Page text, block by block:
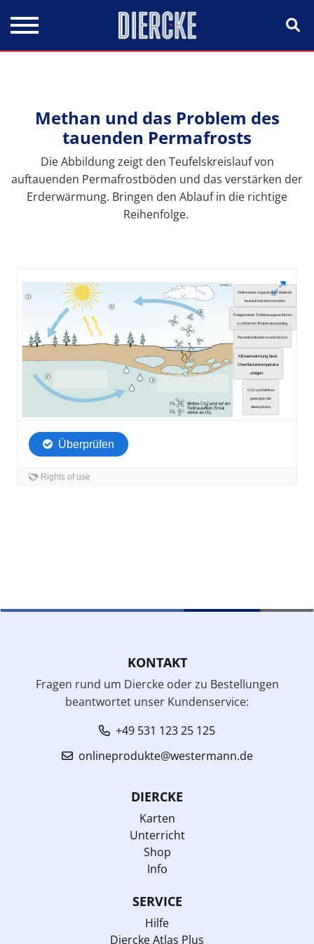
Methan und das Problem des
tauenden Permafrosts
Die Abbildung zeigt den Teufelskreislauf von
auftauenden Permafrostböden und das verstärken der
Erderwärmung. Bringen den Ablauf in die richtige
Reihenfolge.
KONTAKT
Fragen rund um Diercke oder zu Bestellungen
beantwortet unser Kundenservice:
+49 531 123 25 125
onlineprodukte@westermann.de
DIERCKE
Karten
Unterricht
Shop
Info
SERVICE
Hilfe
Diercke Atlas Plus